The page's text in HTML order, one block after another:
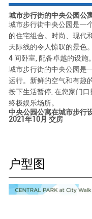
城市步行街的中央公园公
城市步行街中央公园是一
的住宅组合。时尚、现代
天际线的令人惊叹的景色
4 间卧室, 配备卓越的设施。
城市步行街的中央公园是
运行。新鲜的空气和有趣
按下生活暂停, 在您家门
终极娱乐场所。
中央公园公寓在城市步行
2021年10月 交房
户型图